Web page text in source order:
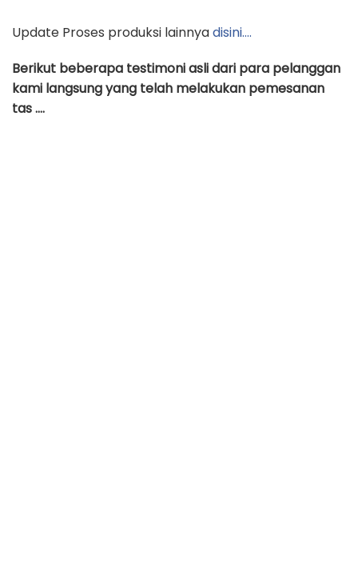
Update Proses produksi lainnyadisini….
Berikut beberapa testimoni asli dari para pelanggan
kami langsung yang telah melakukan pemesanan
tas ….